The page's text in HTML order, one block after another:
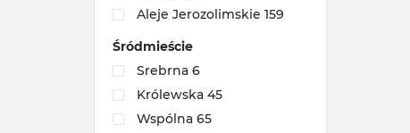
Aleje Jerozolimskie 159
Śródmieście
Srebrna 6
Królewska 45
Wspólna 65